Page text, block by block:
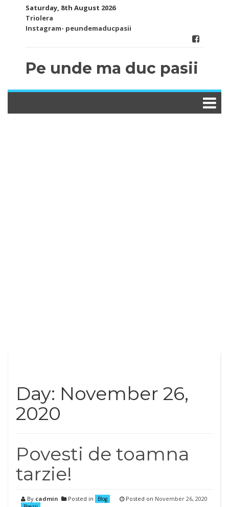
Saturday, 8th August 2026
Triolera
Instagram- peundemaducpasii
Pe unde ma duc pasii
Day: November 26,
2020
Povesti de toamna
tarzie!
By cadmin Posted in
Blog
Posted on November 26, 2020